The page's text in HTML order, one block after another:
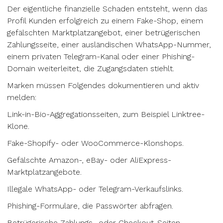
Der eigentliche finanzielle Schaden entsteht, wenn das
Profil Kunden erfolgreich zu einem Fake-Shop, einem
gefälschten Marktplatzangebot, einer betrügerischen
Zahlungsseite, einer ausländischen WhatsApp-Nummer,
einem privaten Telegram-Kanal oder einer Phishing-
Domain weiterleitet, die Zugangsdaten stiehlt.
Marken müssen Folgendes dokumentieren und aktiv
melden:
Link-in-Bio-Aggregationsseiten, zum Beispiel Linktree-
Klone.
Fake-Shopify- oder WooCommerce-Klonshops.
Gefälschte Amazon-, eBay- oder AliExpress-
Marktplatzangebote.
Illegale WhatsApp- oder Telegram-Verkaufslinks.
Phishing-Formulare, die Passwörter abfragen.